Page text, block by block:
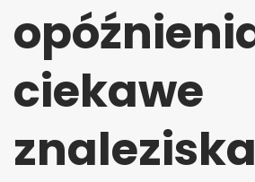
ciekawe
znaleziska